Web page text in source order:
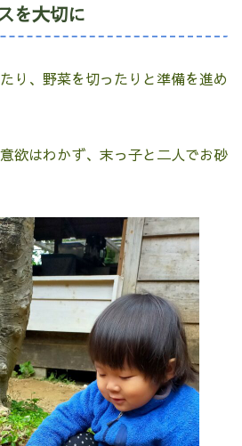
を大切に
り、野菜を切ったりと準備を進め
欲はわかず、末っ子と二人でお砂